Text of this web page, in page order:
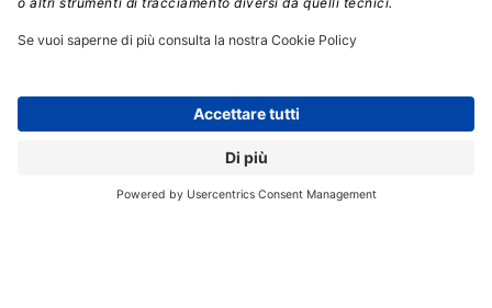
nonché caratteristiche quantitative del tumore dedotte
dalle immagini della Tac di tutti i siti tumorali primari e